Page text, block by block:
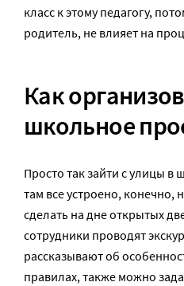
класс к этому педагогу,
родитель, не влияет на
Как
школьное
Просто так зайти с улицы в
там все устроено, конечно,
сделать на дне открытых
сотрудники проводят
рассказывают об
правилах, также можно